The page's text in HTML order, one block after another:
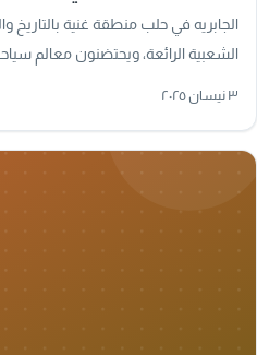
الجابريه في حلب منطقة غنية بالتاريخ
الشعبية الرائعة، ويحتضنون معالم
٣ نيسان ٢٠٢٥